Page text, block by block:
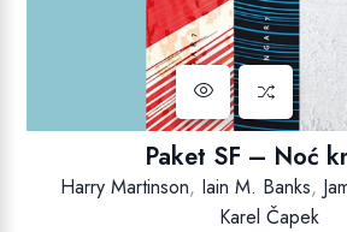
Paket SF – Noć
Harry Martinson, Iain M. Banks,
Karel Čapek